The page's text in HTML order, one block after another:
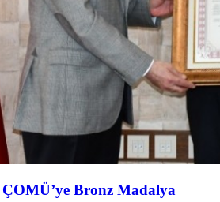
ÇOMÜ’ye Bronz Madalya